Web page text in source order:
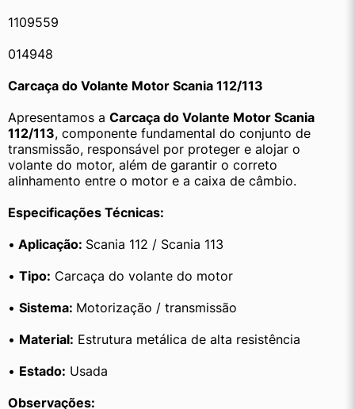
1109559
014948
Carcaça do Volante Motor Scania 112/113
Apresentamos a Carcaça do Volante Motor Scania
112/113, componente fundamental do conjunto de
transmissão, responsável por proteger e alojar o
volante do motor, além de garantir o correto
alinhamento entre o motor e a caixa de câmbio.
Especificações Técnicas:
• Aplicação: Scania 112 / Scania 113
• Tipo: Carcaça do volante do motor
• Sistema: Motorização / transmissão
• Material: Estrutura metálica de alta resistência
• Estado: Usada
Observações: